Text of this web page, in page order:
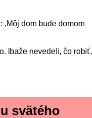
dom bude domom
Ibaže nevedeli, čo robiť,
svätého